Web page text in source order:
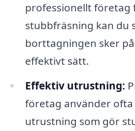
professionellt företag
stubbfräsning kan du
borttagningen sker
effektivt sätt.
Effektiv utrustning:
företag använder ofta
utrustning som gör